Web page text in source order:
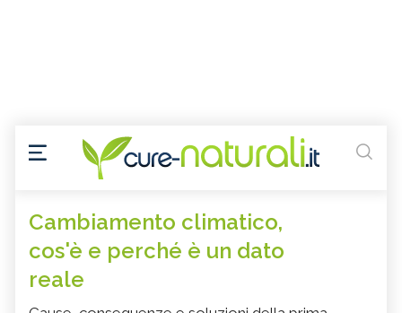
Cambiamento climatico,
cos'è e perché è un dato
reale